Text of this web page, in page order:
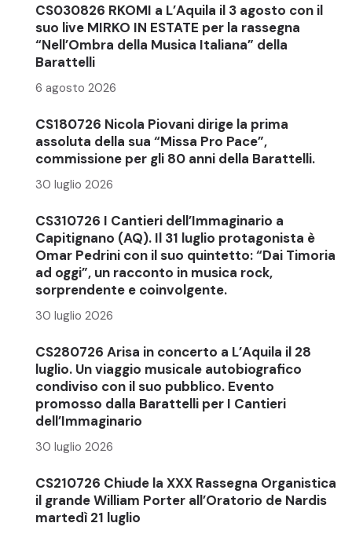
CS030826 RKOMI a L’Aquila il 3 agosto con il
suo live MIRKO IN ESTATE per la rassegna
“Nell’Ombra della Musica Italiana” della
Barattelli
6 agosto 2026
CS180726 Nicola Piovani dirige la prima
assoluta della sua “Missa Pro Pace”,
commissione per gli 80 anni della Barattelli.
30 luglio 2026
CS310726 I Cantieri dell’Immaginario a
Capitignano (AQ). Il 31 luglio protagonista è
Omar Pedrini con il suo quintetto: “Dai Timoria
ad oggi”, un racconto in musica rock,
sorprendente e coinvolgente.
30 luglio 2026
CS280726 Arisa in concerto a L’Aquila il 28
luglio. Un viaggio musicale autobiografico
condiviso con il suo pubblico. Evento
promosso dalla Barattelli per I Cantieri
dell’Immaginario
30 luglio 2026
CS210726 Chiude la XXX Rassegna Organistica
il grande William Porter all’Oratorio de Nardis
martedì 21 luglio